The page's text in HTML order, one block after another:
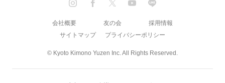
© Kyoto Kimono Yuzen Inc. All Rights Reserved.
会社概要 友の会
採用情報
サイトマップ
プライバシーポリシー